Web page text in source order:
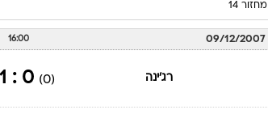
מחזור 14
09/12/2007
16:00
רג'ינה (0)
0 : 1